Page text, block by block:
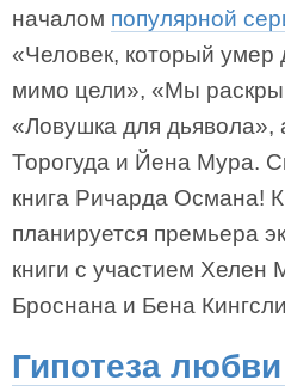
началом популярной
«Человек, который
мимо цели», «Мы
«Ловушка для дьявола»,
Торогуда и Йена Мура.
книга Ричарда Османа!
планируется премьера
книги с участием Хелен
Броснана и Бена
Гипотеза любви